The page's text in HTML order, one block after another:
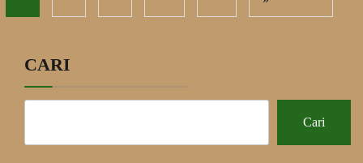
CARI
Cari